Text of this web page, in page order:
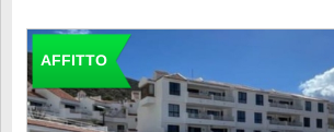
AFFITTO